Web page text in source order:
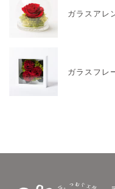
ガラスアレ
ガラスフレ